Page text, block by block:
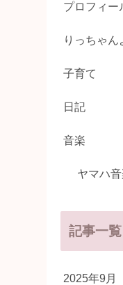
プロフィー
りっちゃん
子育て
日記
音楽
ヤマハ
記事一覧
2025年9月